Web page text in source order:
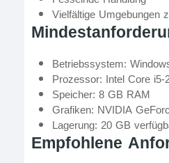
Vielfältige Umgebungen
Betriebssystem:
Prozessor: Intel Core i5-
Speicher: 8 GB RAM
Grafiken: NVIDIA
Lagerung: 20 GB
Empfohlene